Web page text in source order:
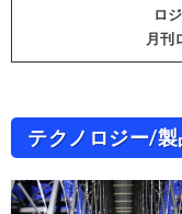
ロ
月刊
テクノロジー/製